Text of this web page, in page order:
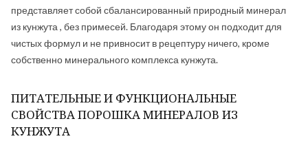
представляет собой сбалансированный природный минерал
из кунжута , без примесей. Благодаря этому он подходит для
чистых формул и не привносит в рецептуру ничего, кроме
собственно минерального комплекса кунжута.
ПИТАТЕЛЬНЫЕ И ФУНКЦИОНАЛЬНЫЕ
СВОЙСТВА ПОРОШКА МИНЕРАЛОВ ИЗ
КУНЖУТА